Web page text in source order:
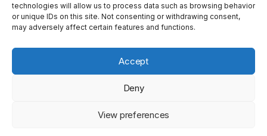
technologies will allow us to process data such as browsing behavior
or unique IDs on this site. Not consenting or withdrawing consent,
may adversely affect certain features and functions.
Accept
Deny
View preferences
Yonder Lies It. All rights reserved.